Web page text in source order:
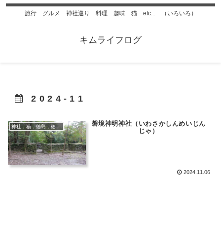
旅行 グルメ 神社巡り 料理 趣味 猫 etc... （いろいろ）
キムライフログ
2024-11
神社，猫，徳島，徳島ラーメン
磐境神明神社（いわさかしんめいじん
じゃ）
2024.11.06